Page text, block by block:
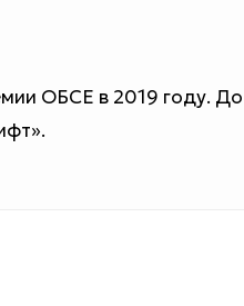
ОБСЕ в 2019 году.